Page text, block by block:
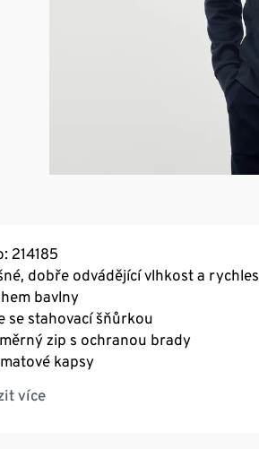
214185
dobře odvádějící vlhkost a
bavlny
se stahovací šňůrkou
zip s ochranou brady
kapsy
více
prvky na konci rukávu